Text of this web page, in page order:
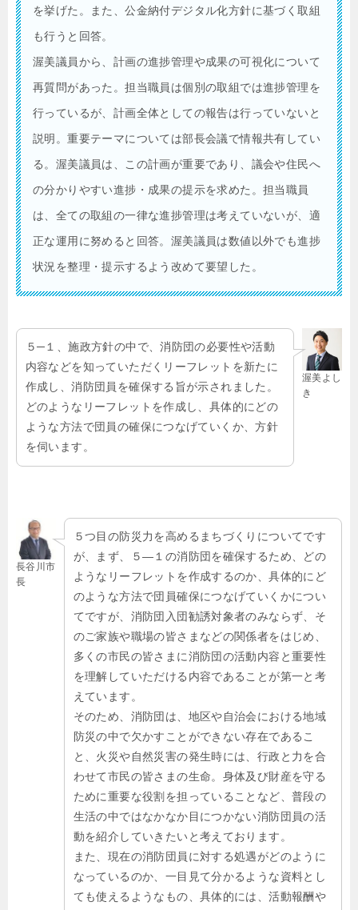
を挙げた。また、公金納付デジタル化方針に基づく取組
も行うと回答。
渥美議員から、計画の進捗管理や成果の可視化について
再質問があった。担当職員は個別の取組では進捗管理を
行っているが、計画全体としての報告は行っていないと
説明。重要テーマについては部長会議で情報共有してい
る。渥美議員は、この計画が重要であり、議会や住民へ
の分かりやすい進捗・成果の提示を求めた。担当職員
は、全ての取組の一律な進捗管理は考えていないが、適
正な運用に努めると回答。渥美議員は数値以外でも進捗
状況を整理・提示するよう改めて要望した。
渥美よし
き
５─１、施政方針の中で、消防団の必要性や活動
内容などを知っていただくリーフレットを新たに
作成し、消防団員を確保する旨が示されました。
どのようなリーフレットを作成し、具体的にどの
ような方法で団員の確保につなげていくか、方針
を伺います。
長谷川市
長
５つ目の防災力を高めるまちづくりについてです
が、まず、５―１の消防団を確保するため、どの
ようなリーフレットを作成するのか、具体的にど
のような方法で団員確保につなげていくかについ
てですが、消防団入団勧誘対象者のみならず、そ
のご家族や職場の皆さまなどの関係者をはじめ、
多くの市民の皆さまに消防団の活動内容と重要性
を理解していただける内容であることが第一と考
えています。
そのため、消防団は、地区や自治会における地域
防災の中で欠かすことができない存在であるこ
と、火災や自然災害の発生時には、行政と力を合
わせて市民の皆さまの生命。身体及び財産を守る
ために重要な役割を担っていることなど、普段の
生活の中ではなかなか目につかない消防団員の活
動を紹介していきたいと考えております。
また、現在の消防団員に対する処遇がどのように
なっているのか、一目見て分かるような資料とし
ても使えるようなもの、具体的には、活動報酬や